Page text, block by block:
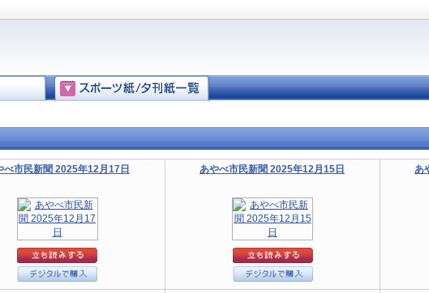
べ市民新聞 2025年12月17日 あやべ市民新聞 2025年12月15日 あ